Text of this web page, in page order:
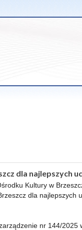
dla najlepszych
Kultury w
dla najlepszych
nr 144/2025